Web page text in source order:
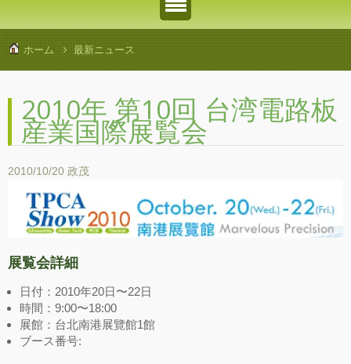
ホーム 最新ニュース
2010年 第10回 台湾電路板
産業国際展覧会
2010/10/20 政茂
展覧会詳細
日付：2010年20日〜22日
時間：9:00〜18:00
展館：台北南港展覽館1館
ブース番号: